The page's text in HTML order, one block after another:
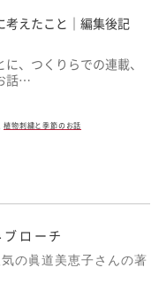
考えたこと｜編集後記
、つくりらでの連載、
話…
,植物刺繍と季節のお話
ローチ
の眞道美恵子さんの著